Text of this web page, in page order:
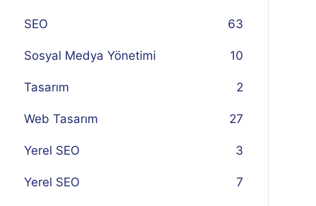
SEO 63
Sosyal Medya Yönetimi 10
Tasarım 2
Web Tasarım 27
Yerel SEO 3
Yerel SEO 7